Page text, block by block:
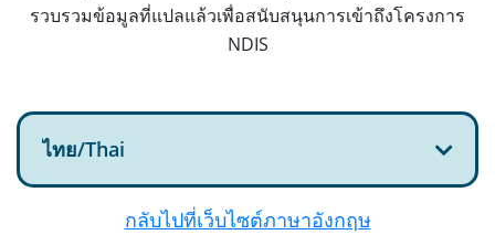
รวบรวมข้อมูลที่แปลแล้วเพื่อสนับสนุนการเข้าถึงโครงการ
NDIS
ไทย/Thai
กลับไปที่เว็บไซต์ภาษาอังกฤษ